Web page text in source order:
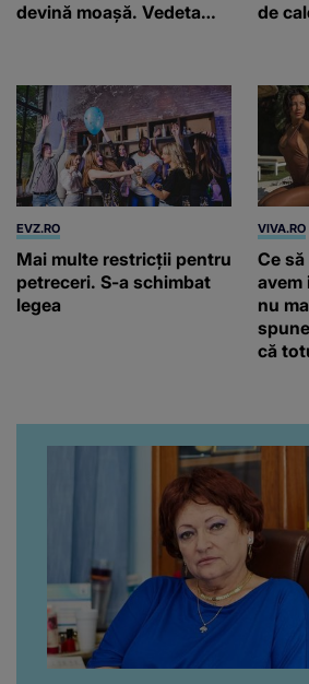
devină moașă. Vedeta
de
EVZ.RO
Mai multe restricții pentru
petreceri. S-a schimbat
legea
VIVA.RO
Ce
avem
nu
că
da,
Florin